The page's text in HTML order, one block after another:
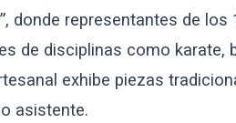
donde representantes de
de disciplinas como karate,
exhibe piezas
asistente.